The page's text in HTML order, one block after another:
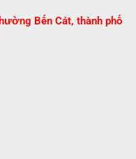
Bến Cát, thành phố